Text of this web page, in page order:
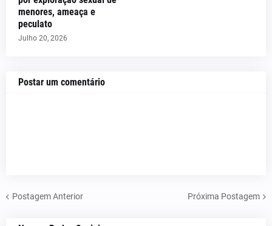
menores, ameaça e
peculato
Julho 20, 2026
Postar um comentário
Postagem Anterior Próxima Postagem